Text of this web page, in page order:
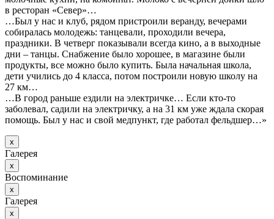
в ресторан «Север»…
…Был у нас и клуб, рядом пристроили веранду, вечерами
собиралась молодежь: танцевали, проходили вечера,
праздники. В четверг показывали всегда кино, а в выходные
дни – танцы. Снабжение было хорошее, в магазине были
продукты, все можно было купить. Была начальная школа,
дети учились до 4 класса, потом построили новую школу на
27 км…
…В город раньше ездили на электричке… Если кто-то
заболевал, садили на электричку, а на 31 км уже ждала скорая
помощь. Был у нас и свой медпункт, где работал фельдшер…»
х
Галерея
х
Воспоминание
х
Галерея
х